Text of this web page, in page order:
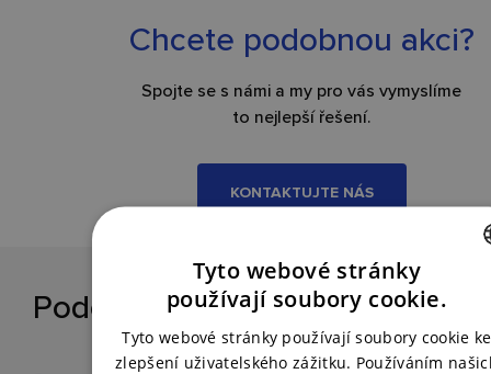
Chcete podobnou akci?
Spojte se s námi a my pro vás vymyslíme
to nejlepší řešení.
KONTAKTUJTE NÁS
Podobné reference ENGLISH
Tyto webové stránky
používají soubory cookie.
Tyto webové stránky používají soubory cookie ke
zlepšení uživatelského zážitku. Používáním